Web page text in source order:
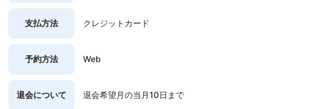
支払方法 クレジットカード
予約方法 Web
退会について 退会希望月の当月10日まで